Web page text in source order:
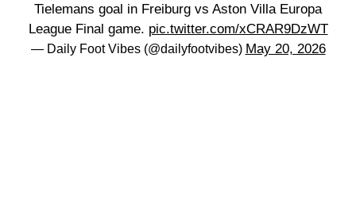
Tielemans goal in Freiburg vs Aston Villa Europa
League Final game. pic.twitter.com/xCRAR9DzWT
— Daily Foot Vibes (@dailyfootvibes) May 20, 2026